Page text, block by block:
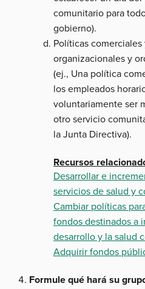
comunitario para
gobierno).
Políticas comerciales
organizacionales y
(ej., Una política
los empleados
voluntariamente ser
otro servicio
la Junta Directiva).
Recursos
Desarrollar e
servicios de salud y
Cambiar políticas
fondos destinados a
desarrollo y la salud
Adquirir fondos
Formule qué hará su